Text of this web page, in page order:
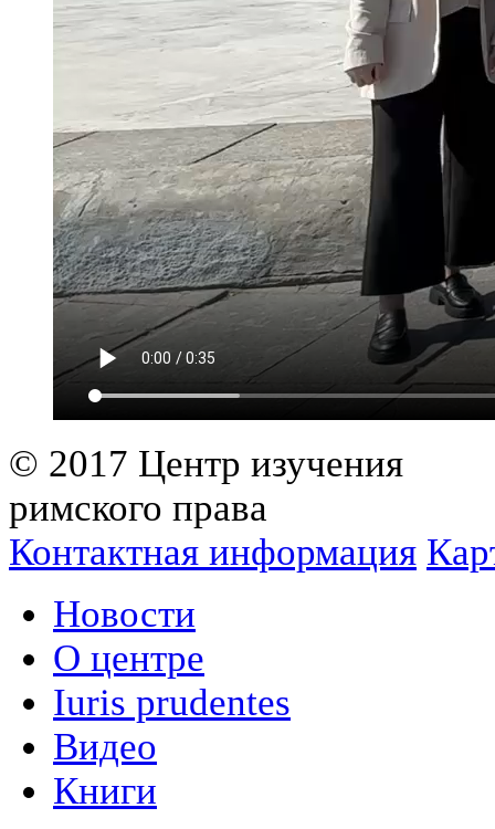
© 2017 Центр изучения
римского права
Контактная информация
Новости
О центре
Iuris prudentes
Видео
Книги